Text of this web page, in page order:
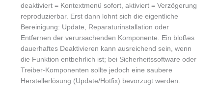
deaktiviert = Kontextmenü sofort, aktiviert = Verzögerung
reproduzierbar. Erst dann lohnt sich die eigentliche
Bereinigung: Update, Reparaturinstallation oder
Entfernen der verursachenden Komponente. Ein bloßes
dauerhaftes Deaktivieren kann ausreichend sein, wenn
die Funktion entbehrlich ist; bei Sicherheitssoftware oder
Treiber-Komponenten sollte jedoch eine saubere
Herstellerlösung (Update/Hotfix) bevorzugt werden.